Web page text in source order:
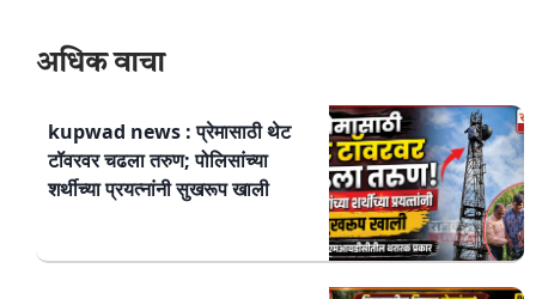
अधिक वाचा
kupwad news : प्रेमासाठी थेट
टॉवरवर चढला तरुण; पोलिसांच्या
शर्थीच्या प्रयत्नांनी सुखरूप खाली